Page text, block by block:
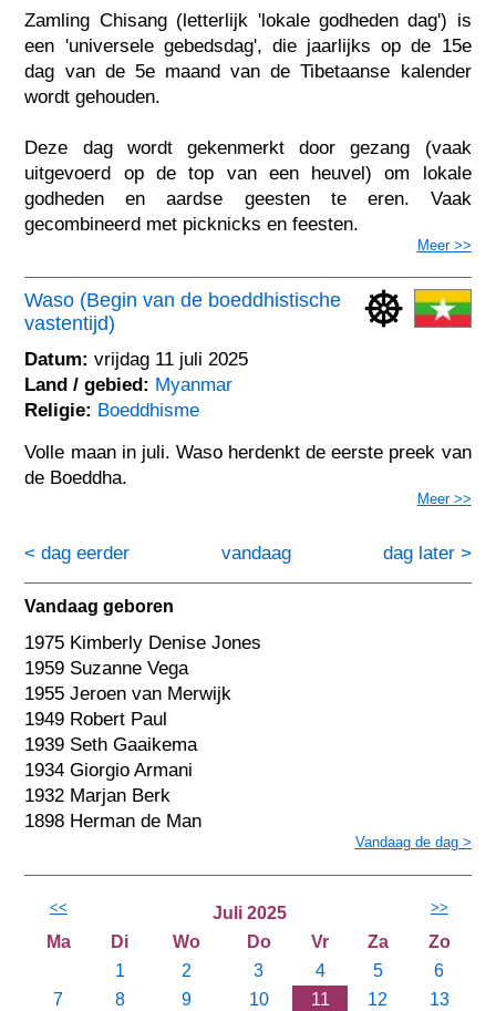
Zamling Chisang (letterlijk 'lokale godheden dag') is
een 'universele gebedsdag', die jaarlijks op de 15e
dag van de 5e maand van de Tibetaanse kalender
wordt gehouden.
Deze dag wordt gekenmerkt door gezang (vaak
uitgevoerd op de top van een heuvel) om lokale
godheden en aardse geesten te eren. Vaak
gecombineerd met picknicks en feesten.
Meer >>
Waso (Begin van de boeddhistische
vastentijd)
Datum: vrijdag 11 juli 2025
Land / gebied: Myanmar
Religie: Boeddhisme
Volle maan in juli. Waso herdenkt de eerste preek van
de Boeddha.
Meer >>
< dag eerder dag later >
vandaag
Vandaag geboren
1975 Kimberly Denise Jones
1959 Suzanne Vega
1955 Jeroen van Merwijk
1949 Robert Paul
1939 Seth Gaaikema
1934 Giorgio Armani
1932 Marjan Berk
1898 Herman de Man
Vandaag de dag >
<< Juli 2025 >>
Ma Di Wo Do Vr Za
Zo
1
2 3 4 5
6
7
8 9 10 11 12
13